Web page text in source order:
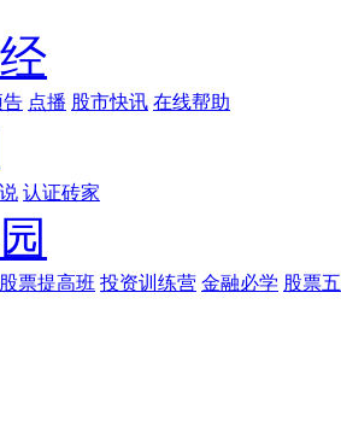
告 点播 股市快讯 在线帮助
认证砖家
股票提高班 投资训练营 金融必学 股票